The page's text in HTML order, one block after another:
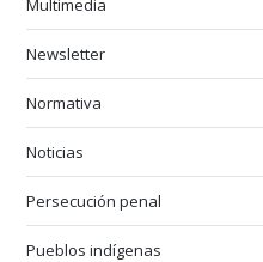
Multimedia
Newsletter
Normativa
Noticias
Persecución penal
Pueblos indígenas